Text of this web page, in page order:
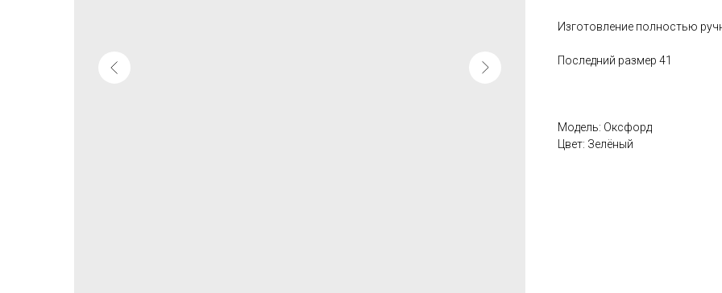
Изготовление полностью
Последний размер 41
Модель: Оксфорд
Цвет: Зелёный